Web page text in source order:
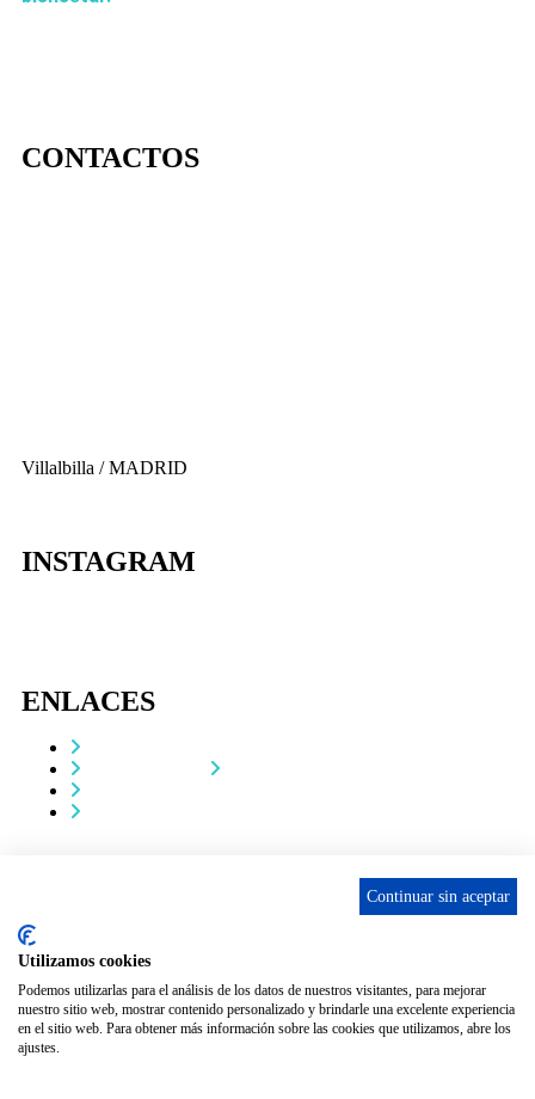
CONTACTOS
Villalbilla / MADRID
INSTAGRAM
ENLACES
ASCAN. © 2022. Todos los derechos reservados.
Igor André Guerra.
Continuar sin aceptar
Utilizamos cookies
Podemos utilizarlas para el análisis de los datos de nuestros visitantes, para mejorar
nuestro sitio web, mostrar contenido personalizado y brindarle una excelente experiencia
en el sitio web. Para obtener más información sobre las cookies que utilizamos, abre los
ajustes.